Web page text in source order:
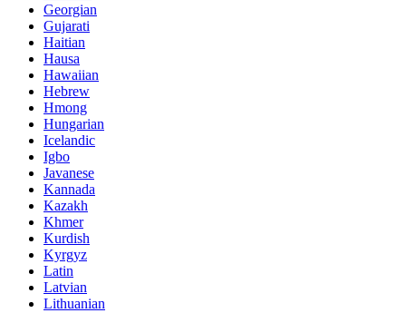
Georgian
Gujarati
Haitian
Hausa
Hawaiian
Hebrew
Hmong
Hungarian
Icelandic
Igbo
Javanese
Kannada
Kazakh
Khmer
Kurdish
Kyrgyz
Latin
Latvian
Lithuanian